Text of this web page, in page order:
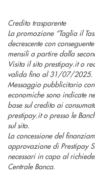
Credito trasparente
La promozione “Taglia il
decrescente con
mensili a partire dalla
Visita il sito prestipay.it o
valida fino al 31/07/2025.
Messaggio pubblicitario
economiche sono indicate
base sul credito ai
prestipay.it o presso le
sul sito.
La concessione del
approvazione di Prestipay
necessari in capo al
Centrale Banca.